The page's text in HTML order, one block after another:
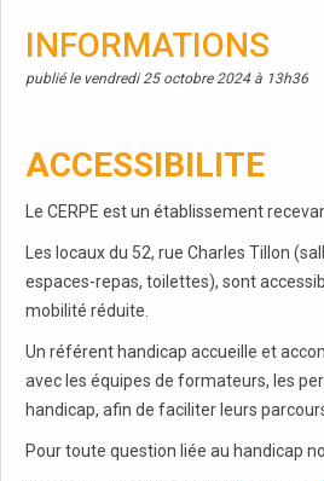
INFORMATIONS
publié le vendredi 25 octobre 2024 à 13h36
ACCESSIBILITE
Le CERPE est un établissement
Les locaux du 52, rue Charles Tillon
espaces-repas, toilettes), sont
mobilité réduite.
Un référent handicap accueille et
avec les équipes de formateurs, les
handicap, afin de faciliter leurs
Pour toute question liée au handicap